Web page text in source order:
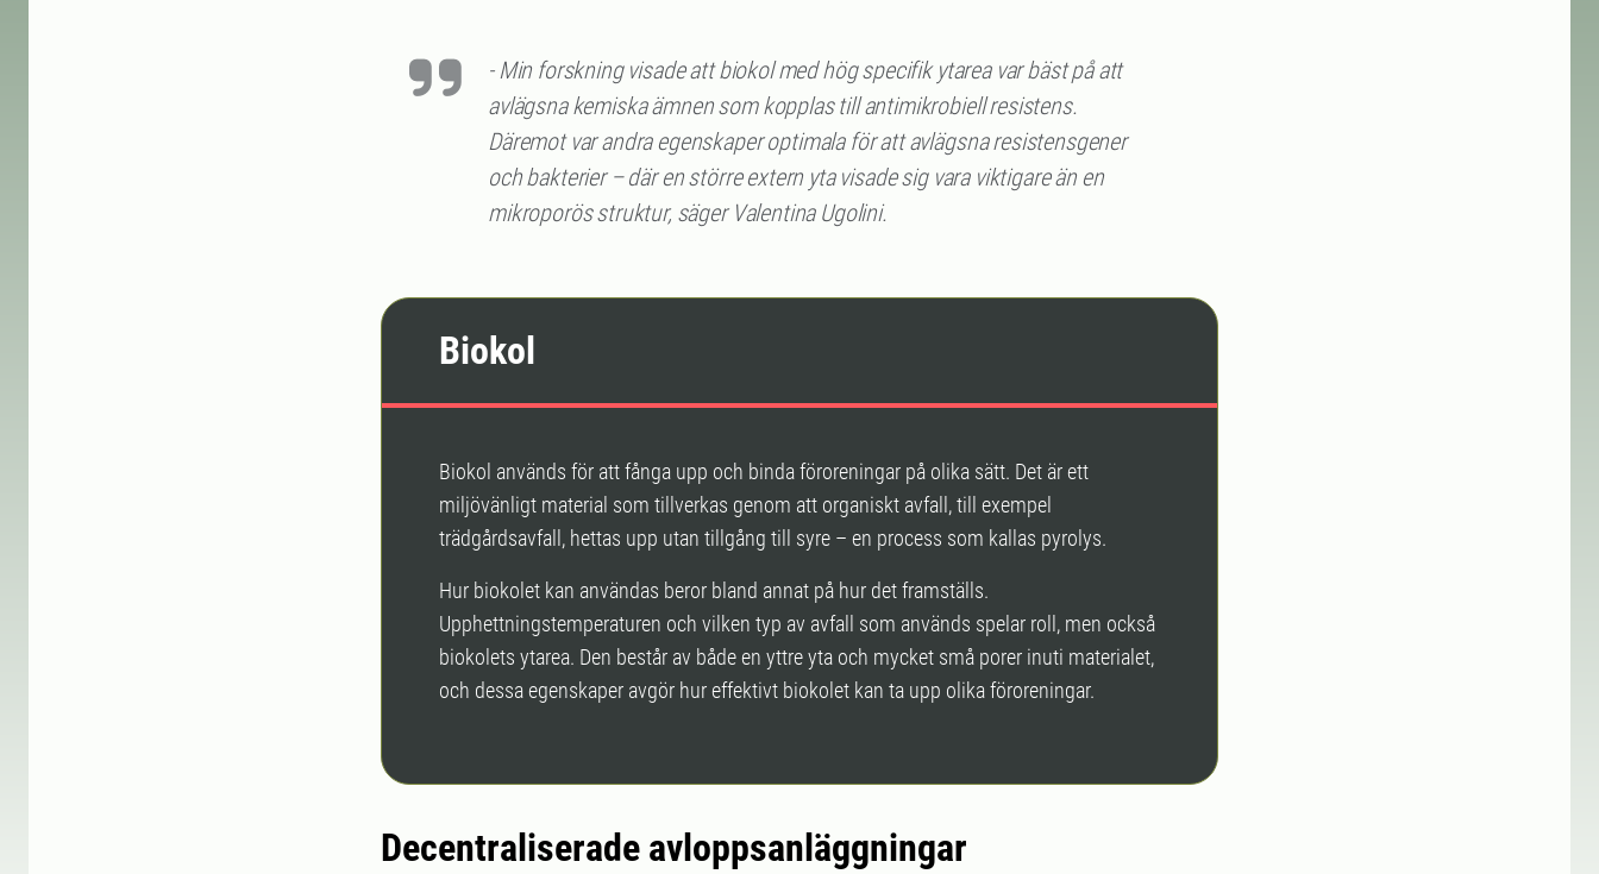
- Min forskning visade att biokol med hög specifik ytarea var bäst på att
avlägsna kemiska ämnen som kopplas till antimikrobiell resistens.
Däremot var andra egenskaper optimala för att avlägsna resistensgener
och bakterier – där en större extern yta visade sig vara viktigare än en
mikroporös struktur, säger Valentina Ugolini.
Biokol
Biokol används för att fånga upp och binda föroreningar på olika sätt. Det är ett
miljövänligt material som tillverkas genom att organiskt avfall, till exempel
trädgårdsavfall, hettas upp utan tillgång till syre – en process som kallas pyrolys.
Hur biokolet kan användas beror bland annat på hur det framställs.
Upphettningstemperaturen och vilken typ av avfall som används spelar roll, men också
biokolets ytarea. Den består av både en yttre yta och mycket små porer inuti materialet,
och dessa egenskaper avgör hur effektivt biokolet kan ta upp olika föroreningar.
Decentraliserade avloppsanläggningar